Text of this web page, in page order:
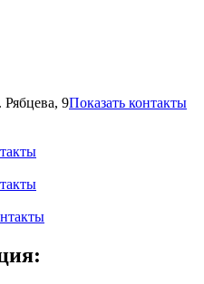
Рябцева, 9Показать контакты